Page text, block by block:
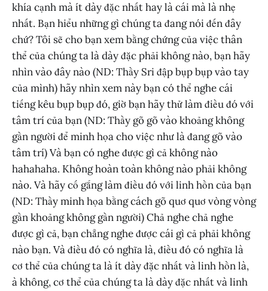
khía cạnh mà ít dày đặc nhất hay là cái mà là nhẹ
nhất. Bạn hiểu những gì chúng ta đang nói đến đây
chứ? Tôi sẽ cho bạn xem bằng chứng của việc thân
thể của chúng ta là dày đặc phải không nào, bạn hãy
nhìn vào đây nào (ND: Thầy Sri đập bụp bụp vào tay
của mình) hãy nhìn xem này bạn có thể nghe cái
tiếng kêu bụp bụp đó, giờ bạn hãy thử làm điều đó với
tâm trí của bạn (ND: Thầy gõ gõ vào khoảng không
gần người để minh họa cho việc như là đang gõ vào
tâm trí) Và bạn có nghe được gì cả không nào
hahahaha. Không hoàn toàn không nào phải không
nào. Và hãy cố gắng làm điều đó với linh hồn của bạn
(ND: Thầy minh họa bằng cách gõ quơ quơ vòng vòng
gần khoảng không gần người) Chả nghe chả nghe
được gì cả, bạn chẳng nghe được cái gì cả phải không
nào bạn. Và điều đó có nghĩa là, điều đó có nghĩa là
cơ thể của chúng ta là ít dày đặc nhất và linh hồn là,
à không, cơ thể của chúng ta là dày đặc nhất và linh